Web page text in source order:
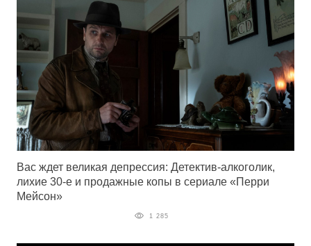
Вас ждет великая депрессия: Детектив-алкоголик,
лихие 30-е и продажные копы в сериале «Перри
Мейсон»
1 285